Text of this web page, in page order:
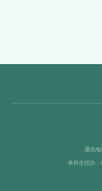
通讯地
本科生招办：